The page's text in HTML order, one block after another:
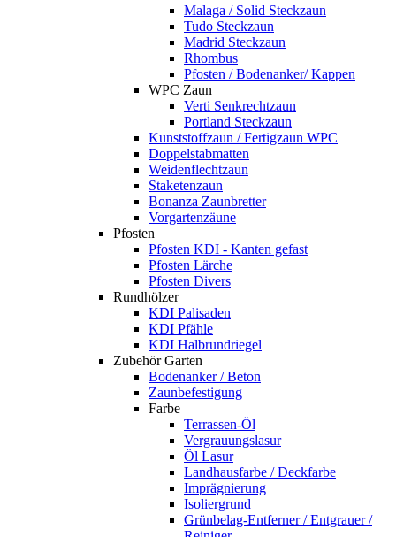
Malaga / Solid Steckzaun
Tudo Steckzaun
Madrid Steckzaun
Rhombus
Pfosten / Bodenanker/ Kappen
WPC Zaun
Verti Senkrechtzaun
Portland Steckzaun
Kunststoffzaun / Fertigzaun WPC
Doppelstabmatten
Weidenflechtzaun
Staketenzaun
Bonanza Zaunbretter
Vorgartenzäune
Pfosten
Pfosten KDI - Kanten gefast
Pfosten Lärche
Pfosten Divers
Rundhölzer
KDI Palisaden
KDI Pfähle
KDI Halbrundriegel
Zubehör Garten
Bodenanker / Beton
Zaunbefestigung
Farbe
Terrassen-Öl
Vergrauungslasur
Öl Lasur
Landhausfarbe / Deckfarbe
Imprägnierung
Isoliergrund
Grünbelag-Entferner / Entgrauer /